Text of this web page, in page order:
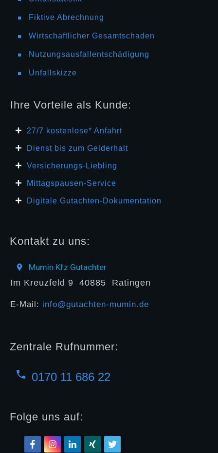
Fiktive Abrechnung
Wirtschaftlicher Gesamtschaden
Nutzungsausfallentschädigung
Unfallskizze
Ihre Vorteile als Kunde:
27/7 kosten lose* Anfahrt
Dienst bis zum Gelderhalt
Versicherungs-Liebling
Mittagspausen-Service
Digitale Gutachten-Dokumentation
Kontakt zu uns:
Mumin Kfz Gutachter
Im Kreuzfeld 9 40885 Ratingen
E-Mail: info@gutachten-mumin.de
Zentrale Rufnummer:
0170 11 686 22
Folge uns auf: